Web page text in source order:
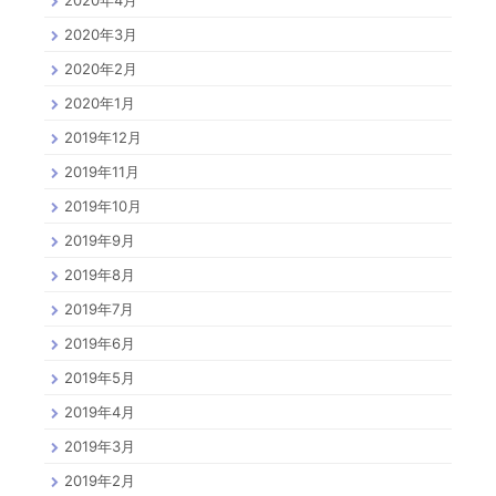
2020年3月
2020年2月
2020年1月
2019年12月
2019年11月
2019年10月
2019年9月
2019年8月
2019年7月
2019年6月
2019年5月
2019年4月
2019年3月
2019年2月